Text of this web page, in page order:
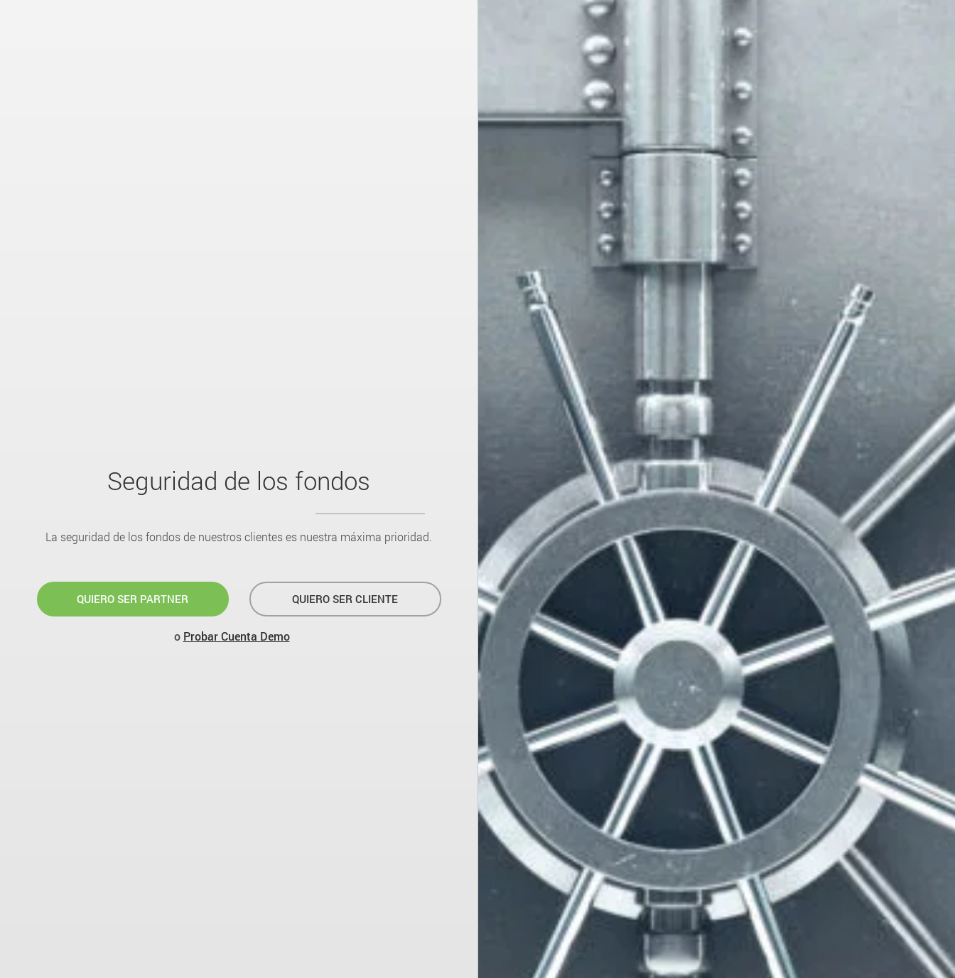
Seguridad de los fondos
La seguridad de los fondos de nuestros clientes es nuestra máxima prioridad.
QUIERO SER PARTNER QUIERO SER CLIENTE
o Probar Cuenta Demo